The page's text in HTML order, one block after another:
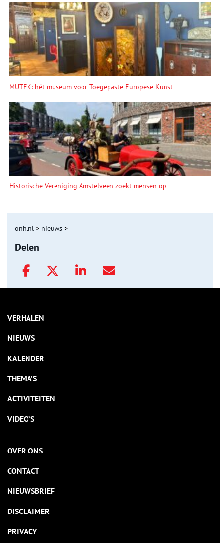
MUTEK: hét museum voor Toegepaste Europese Kunst
Historische Vereniging Amstelveen zoekt mensen op
onh.nl > nieuws >
Delen
VERHALEN
NIEUWS
KALENDER
THEMA’S
ACTIVITEITEN
VIDEO’S
OVER ONS
CONTACT
NIEUWSBRIEF
DISCLAIMER
PRIVACY